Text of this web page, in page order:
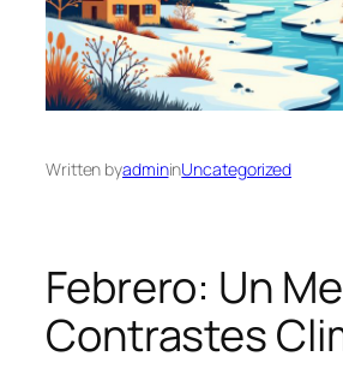
Written byadmininUncategorized
Febrero: Un
Contrastes